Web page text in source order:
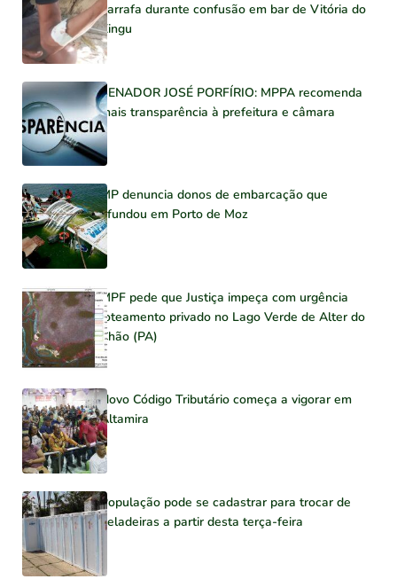
garrafa durante confusão em bar de Vitória do
Xingu
SENADOR JOSÉ PORFÍRIO: MPPA recomenda
mais transparência à prefeitura e câmara
MP denuncia donos de embarcação que
afundou em Porto de Moz
MPF pede que Justiça impeça com urgência
loteamento privado no Lago Verde de Alter do
Chão (PA)
Novo Código Tributário começa a vigorar em
Altamira
População pode se cadastrar para trocar de
geladeiras a partir desta terça-feira